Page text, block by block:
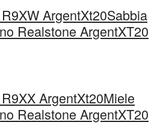
ArgentXt20Sabbia
Realstone ArgentXT20
ArgentXt20Miele
Realstone ArgentXT20